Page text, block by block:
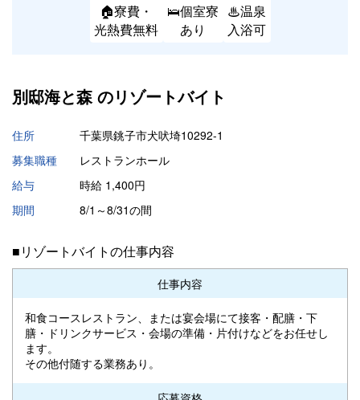
🏠寮費・
光熱費無料
🛌個室寮
あり
♨温泉
入浴可
別邸海と森 のリゾートバイト
住所
千葉県銚子市犬吠埼10292-1
募集職種
レストランホール
給与
時給 1,400円
期間
8/1～8/31の間
■リゾートバイトの仕事内容
仕事内容
和食コースレストラン、または宴会場にて接客・配膳・下
膳・ドリンクサービス・会場の準備・片付けなどをお任せし
ます。
その他付随する業務あり。